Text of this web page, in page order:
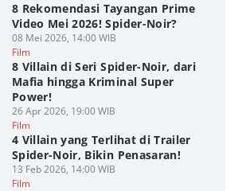
8 Rekomendasi Tayangan Prime
Video Mei 2026! Spider-Noir?
08 Mei 2026, 14:00 WIB
Film
8 Villain di Seri Spider-Noir, dari
Mafia hingga Kriminal Super
Power!
26 Apr 2026, 19:00 WIB
Film
4 Villain yang Terlihat di Trailer
Spider-Noir, Bikin Penasaran!
13 Feb 2026, 14:00 WIB
Film